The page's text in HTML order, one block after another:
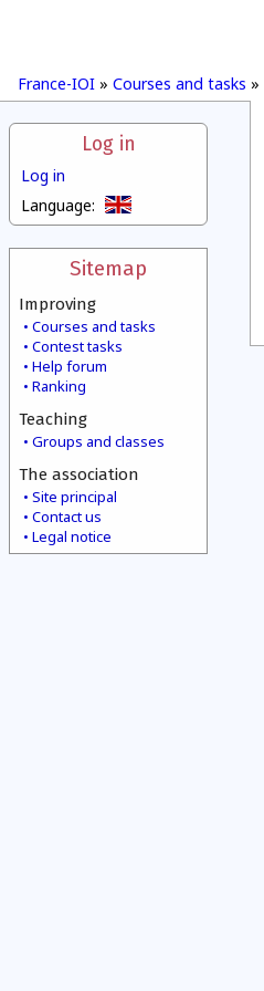
France-IOI » Courses and tasks »
Log in
Log in
Language:
Sitemap
Improving
Courses and tasks
Contest tasks
Help forum
Ranking
Teaching
Groups and classes
The association
Site principal
Contact us
Legal notice